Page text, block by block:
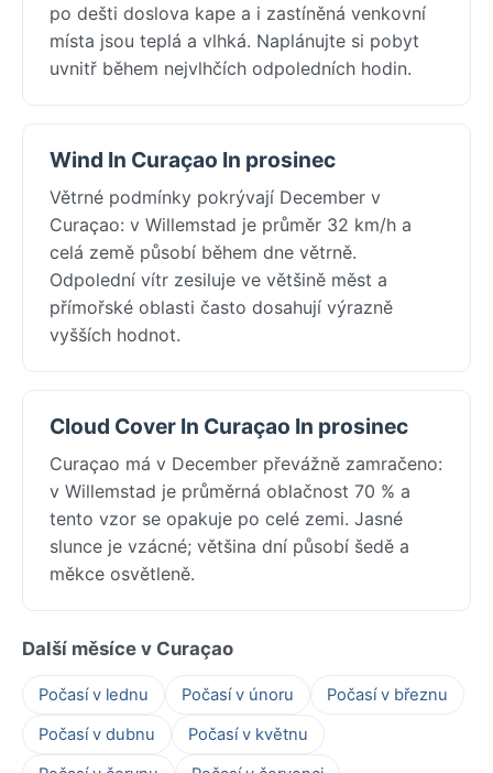
po dešti doslova kape a i zastíněná venkovní
místa jsou teplá a vlhká. Naplánujte si pobyt
uvnitř během nejvlhčích odpoledních hodin.
Wind In Curaçao In prosinec
Větrné podmínky pokrývají December v
Curaçao: v Willemstad je průměr 32 km/h a
celá země působí během dne větrně.
Odpolední vítr zesiluje ve většině měst a
přímořské oblasti často dosahují výrazně
vyšších hodnot.
Cloud Cover In Curaçao In prosinec
Curaçao má v December převážně zamračeno:
v Willemstad je průměrná oblačnost 70 % a
tento vzor se opakuje po celé zemi. Jasné
slunce je vzácné; většina dní působí šedě a
měkce osvětleně.
Další měsíce v Curaçao
Počasí v lednu Počasí v únoru
Počasí v březnu
Počasí v dubnu
Počasí v květnu